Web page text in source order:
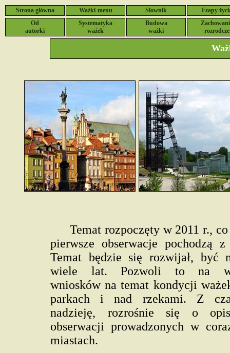
Strona główna Ważki-menu Słownik
Etapy
Od
autorki
Systematyka
ważek
Budowa
ważki
rozrodcze
Temat rozpoczęty w 2011 r.,
pierwsze obserwacje pochodzą
Temat będzie się rozwijał, być
wiele lat. Pozwoli to na
wniosków na temat kondycji
parkach i nad rzekami. Z
nadzieję, rozrośnie się o
obserwacji prowadzonych w
miastach.